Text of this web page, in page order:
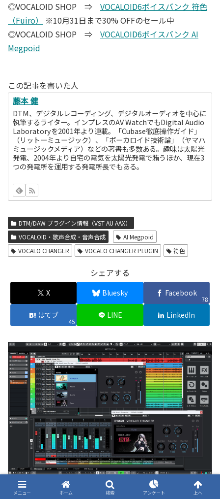
◎VOCALOID SHOP ⇒ VOCALOID6ボイスバンク 符色
（Fuiro）
※10月31日まで30% OFFのセール中
◎VOCALOID SHOP ⇒ VOCALOID6ボイスバンク AI
Megpoid
この記事を書いた人
藤本 健
DTM、デジタルレコーディング、デジタルオーディオを中心に
執筆するライター。インプレスのAV WatchでもDigital Audio
Laboratoryを2001年より連載。「Cubase徹底操作ガイド」
（リットーミュージック）、「ボーカロイド技術論」（ヤマハ
ミュージックメディア）などの著書も多数ある。趣味は太陽光
発電、2004年より自宅の電気を太陽光発電で賄うほか、現在3
つの発電所を運用する発電所長でもある。
DTM/DAW プラグイン情報（VST AU AAX）
VOCALOID・歌声合成・音声合成
AI Megpoid
VOCALO CHANGER
VOCALO CHANGER PLUGIN 符色
シェアする
X Bluesky Facebook
78
はてブ
45
LINE LinkedIn
この記事が気に入ったら
フォローしよう
メニュー ホーム 検索 アンケート 上へ